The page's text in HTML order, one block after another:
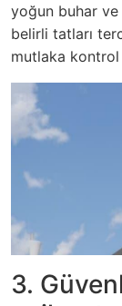
yoğun buhar
belirli tatları
mutlaka kontrol
3.